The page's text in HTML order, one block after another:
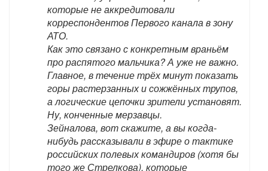
которые не аккредитовали
корреспондентов Первого канала в зону
АТО.
Как это связано с конкретным враньём
про распятого мальчика? А уже не важно.
Главное, в течение трёх минут показать
горы растерзанных и сожжённых трупов,
а логические цепочки зрители установят.
Ну, конченные мерзавцы.
Зейналова, вот скажите, а вы когда-
нибудь рассказывали в эфире о тактике
российских полевых командиров (хотя бы
того же Стрелкова), которые